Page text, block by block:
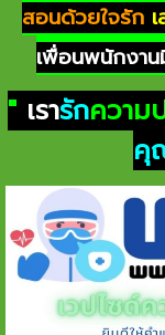
สอนด้วยใจรัก
เพื่อนพนักงาน
" เรารักความ
คุ